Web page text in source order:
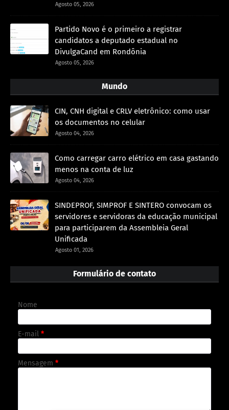
Agosto 05, 2026
Partido Novo é o primeiro a registrar
candidatos a deputado estadual no
DivulgaCand em Rondônia
Agosto 05, 2026
Mundo
CIN, CNH digital e CRLV eletrônico: como usar
os documentos no celular
Agosto 04, 2026
Como carregar carro elétrico em casa gastando
menos na conta de luz
Agosto 04, 2026
SINDEPROF, SIMPROF E SINTERO convocam os
servidores e servidoras da educação municipal
para participarem da Assembleia Geral
Unificada
Agosto 01, 2026
Formulário de contato
Nome
E-mail *
Mensagem *